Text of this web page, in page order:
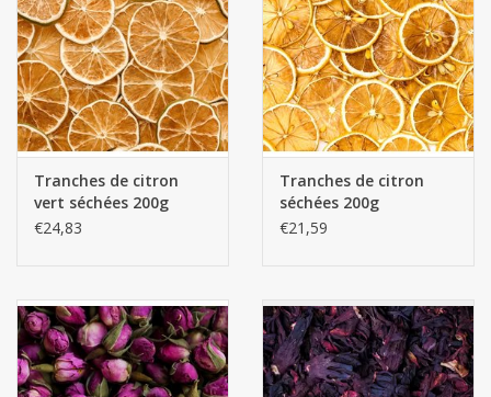
FAMILLE : Runtacées
ORIGINE : Croatie
VUE : Couleur orange vif
GOÛT : Arôme d'orange et goût d'agrumes
ÉPAISSEUR DES TRANCHES : 2 mm
PARTIE DE LA PLANTE : fruits
Botanica Dehydrated orange - Botanica Spices
Tranches de citron
vert séchées 200g
€24,83
Tranches de citron
séchées 200g
€21,59